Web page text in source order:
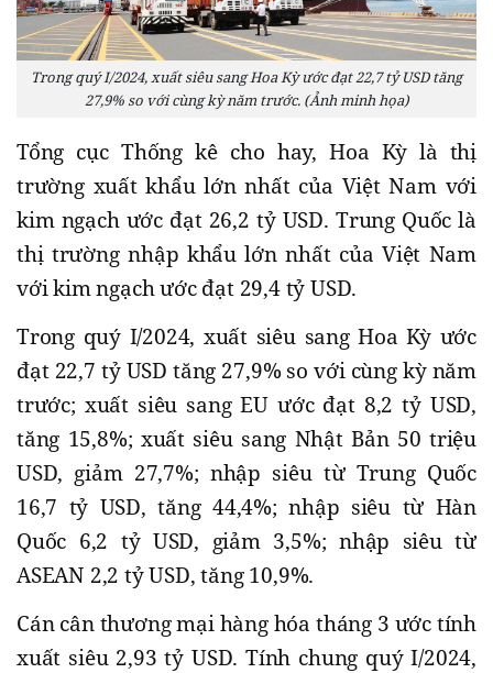
Trong quý I/2024, xuất siêu sang Hoa Kỳ ước đạt 22,7 tỷ USD tăng
27,9% so với cùng kỳ năm trước. (Ảnh minh họa)
Tổng cục Thống kê cho hay, Hoa Kỳ là thị
trường xuất khẩu lớn nhất của Việt Nam với
kim ngạch ước đạt 26,2 tỷ USD. Trung Quốc là
thị trường nhập khẩu lớn nhất của Việt Nam
với kim ngạch ước đạt 29,4 tỷ USD.
Trong quý I/2024, xuất siêu sang Hoa Kỳ ước
đạt 22,7 tỷ USD tăng 27,9% so với cùng kỳ năm
trước; xuất siêu sang EU ước đạt 8,2 tỷ USD,
tăng 15,8%; xuất siêu sang Nhật Bản 50 triệu
USD, giảm 27,7%; nhập siêu từ Trung Quốc
16,7 tỷ USD, tăng 44,4%; nhập siêu từ Hàn
Quốc 6,2 tỷ USD, giảm 3,5%; nhập siêu từ
ASEAN 2,2 tỷ USD, tăng 10,9%.
Cán cân thương mại hàng hóa tháng 3 ước tính
xuất siêu 2,93 tỷ USD. Tính chung quý I/2024,